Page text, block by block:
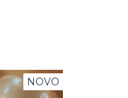
NOVO